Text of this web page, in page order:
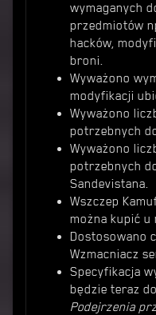
wymaganych
przedmiotów
hacków,
broni.
Wyważono
modyfikacji
Wyważono
potrzebnych
Wyważono
potrzebnych
Sandevistana.
Wszczep
można kupić u
Dostosowano
Wzmacniacz
Specyfikacja
będzie teraz
Podejrzenia